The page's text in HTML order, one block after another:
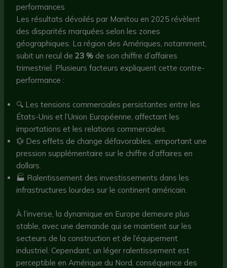
performances
Les résultats dévoilés par Manitou en 2025 révèlent
des disparités marquées selon les zones
géographiques. La région des Amériques, notamment,
subit un recul de23 % de son chiffre d’affaires
trimestriel. Plusieurs facteurs expliquent cette contre-
performance :
🔍 Les tensions commerciales persistantes entre les
États-Unis et l’Union Européenne, affectant les
importations et les relations commerciales.
💱 Des effets de change défavorables, emportant une
pression supplémentaire sur le chiffre d’affaires en
dollars.
🏭 Ralentissement des investissements dans les
infrastructures lourdes sur le continent américain.
À l’inverse, la dynamique en Europe demeure plus
stable, avec une demande qui se maintient sur les
secteurs de la construction et de l’équipement
industriel. Cependant, un léger ralentissement est
perceptible en Amérique du Nord, conséquence des